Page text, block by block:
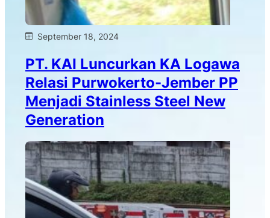
September 18, 2024
PT. KAI Luncurkan KA Logawa
Relasi Purwokerto-Jember PP
Menjadi Stainless Steel New
Generation